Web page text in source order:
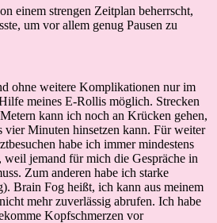
einem strengen Zeitplan beherrscht,
um vor allem genug Pausen zu
ohne weitere Komplikationen nur im
meines E-Rollis möglich. Strecken
kann ich noch an Krücken gehen,
vier Minuten hinsetzen kann. Für weiter
habe ich immer mindestens
weil jemand für mich die Gespräche in
Zum anderen habe ich starke
Brain Fog heißt, ich kann aus meinem
mehr zuverlässig abrufen. Ich habe
Kopfschmerzen vor